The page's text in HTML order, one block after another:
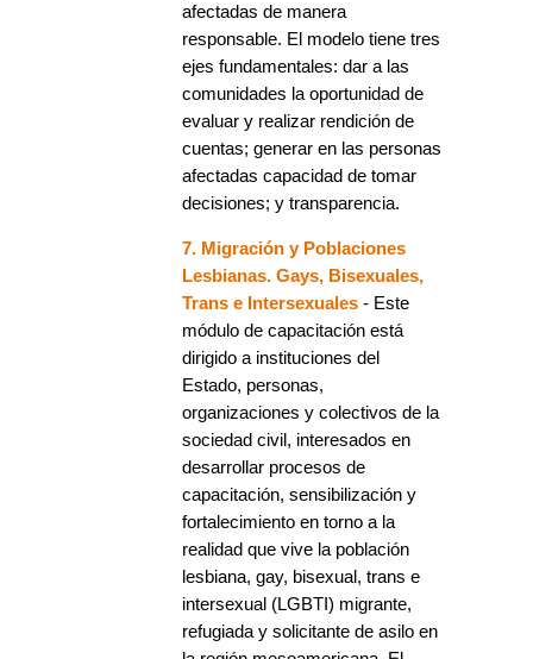
afectadas de manera
responsable. El modelo tiene tres
ejes fundamentales: dar a las
comunidades la oportunidad de
evaluar y realizar rendición de
cuentas; generar en las personas
afectadas capacidad de tomar
decisiones; y transparencia.
7. Migración y Poblaciones
Lesbianas. Gays, Bisexuales,
Trans e Intersexuales - Este
módulo de capacitación está
dirigido a instituciones del
Estado, personas,
organizaciones y colectivos de la
sociedad civil, interesados en
desarrollar procesos de
capacitación, sensibilización y
fortalecimiento en torno a la
realidad que vive la población
lesbiana, gay, bisexual, trans e
intersexual (LGBTI) migrante,
refugiada y solicitante de asilo en